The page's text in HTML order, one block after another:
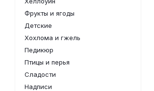
Фрукты и ягоды
Детские
Хохлома и гжель
Педикюр
Птицы и перья
Сладости
Надписи